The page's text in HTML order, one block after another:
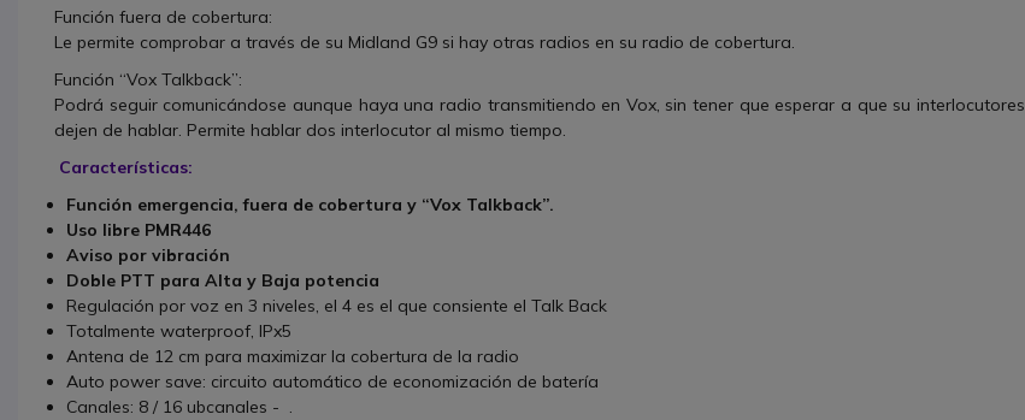
Función fuera de cobertura:
Le permite comprobar a través de su Midland G9 si hay otras radios en su radio de cobertura.
Función “Vox Talkback”:
Podrá seguir comunicándose aunque haya una radio transmitiendo en Vox, sin tener que esperar a que su interlocutores
dejen de hablar. Permite hablar dos interlocutor al mismo tiempo.
Características:
Función emergencia, fuera de cobertura y “Vox Talkback”.
Uso libre PMR446
Aviso por vibración
Doble PTT para Alta y Baja potencia
Regulación por voz en 3 niveles, el 4 es el que consiente el Talk Back
Totalmente waterproof, IPx5
Antena de 12 cm para maximizar la cobertura de la radio
Auto power save: circuito automático de economización de batería
Canales: 8 / 16 ubcanales - .